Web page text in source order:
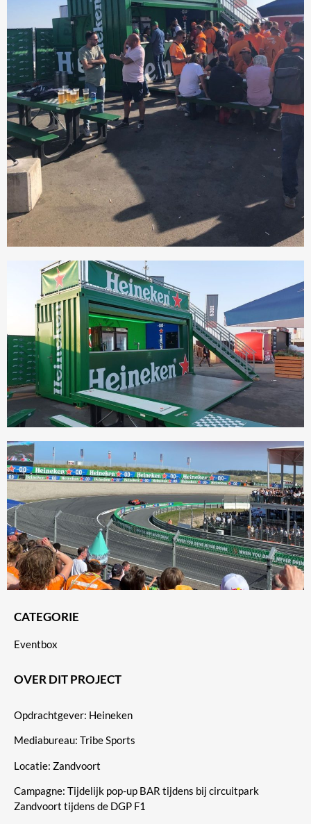
CATEGORIE
Eventbox
OVER DIT PROJECT
Opdrachtgever: Heineken
Mediabureau: Tribe Sports
Locatie: Zandvoort
Campagne: Tijdelijk pop-up BAR tijdens bij circuitpark
Zandvoort tijdens de DGP F1